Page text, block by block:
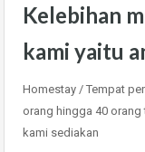
Kelebihan
kami yaitu
Homestay / Tempat
orang hingga 40
kami sediakan